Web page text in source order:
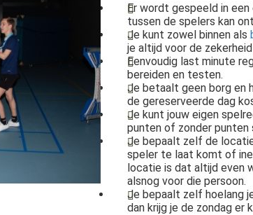
Er wordt gespeeld in
tussen de spelers kan
Je kunt zowel binnen als
je altijd voor de
Eenvoudig last minute
bereiden en testen.
Je betaalt geen borg en
de gereserveerde dag
Je kunt jouw eigen
punten of zonder punten
Je bepaalt zelf de
speler te laat komt of
locatie is dat altijd even
alsnog voor die persoon.
Je bepaalt zelf hoelang
dan krijg je de zondag er